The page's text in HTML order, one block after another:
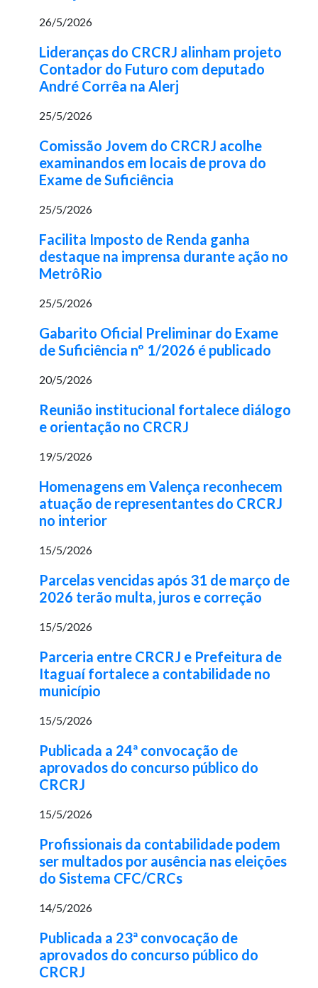
26/5/2026
Lideranças do CRCRJ alinham projeto
Contador do Futuro com deputado
André Corrêa na Alerj
25/5/2026
Comissão Jovem do CRCRJ acolhe
examinandos em locais de prova do
Exame de Suficiência
25/5/2026
Facilita Imposto de Renda ganha
destaque na imprensa durante ação no
MetrôRio
25/5/2026
Gabarito Oficial Preliminar do Exame
de Suficiência nº 1/2026 é publicado
20/5/2026
Reunião institucional fortalece diálogo
e orientação no CRCRJ
19/5/2026
Homenagens em Valença reconhecem
atuação de representantes do CRCRJ
no interior
15/5/2026
Parcelas vencidas após 31 de março de
2026 terão multa, juros e correção
15/5/2026
Parceria entre CRCRJ e Prefeitura de
Itaguaí fortalece a contabilidade no
município
15/5/2026
Publicada a 24ª convocação de
aprovados do concurso público do
CRCRJ
15/5/2026
Profissionais da contabilidade podem
ser multados por ausência nas eleições
do Sistema CFC/CRCs
14/5/2026
Publicada a 23ª convocação de
aprovados do concurso público do
CRCRJ